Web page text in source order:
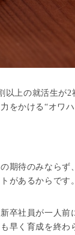
以上の就活生が2
をかける“オワ
期待のみならず
があるからです。
卒社員が一人前
早く育成を終わ